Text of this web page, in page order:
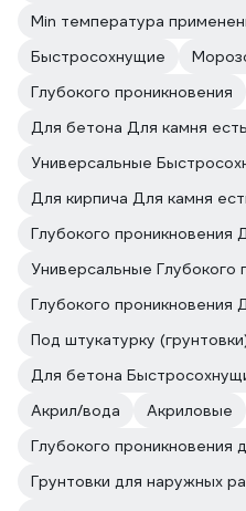
Min температура
Быстросохнущие
Глубокого проникновения
Для бетона Для камня есть
Универсальные
Для кирпича Для камня
Глубокого проникновения
Универсальные Глубокого
Глубокого проникновения
Под штукатурку
Для бетона
Акрил/вода
Акриловые
Глубокого проникновения
Грунтовки для наружных